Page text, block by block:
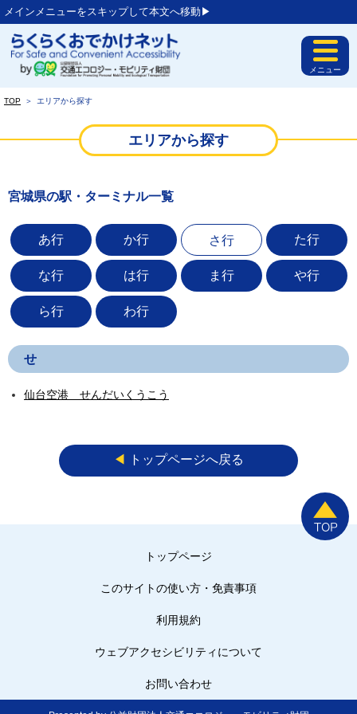
メインメニューをスキップして本文へ移動▶︎
メニュー
TOP ＞ エリアから探す
エリアから探す
宮城県の駅・ターミナル一覧
あ行 か行 さ行 た行
な行 は行 ま行 や行
ら行 わ行
せ
仙台空港 せんだいくうこう
◀︎ トップページへ戻る
トップページ
このサイトの使い方・免責事項
利用規約
ウェブアクセシビリティについて
お問い合わせ